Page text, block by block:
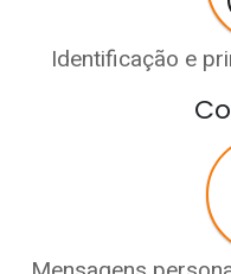
Identificação e